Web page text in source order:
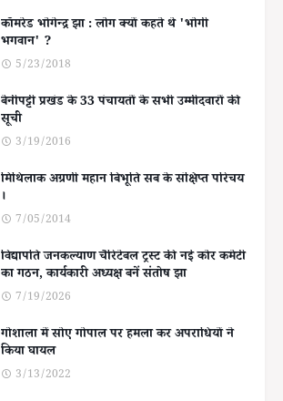
कॉमरेड भोगेन्द्र झा : लोग क्यों कहते थे 'भोगी
भगवान' ?
5/23/2018
बेनीपट्टी प्रखंड के 33 पंचायतों के सभी उम्मीदवारों की
सूची
3/19/2016
मिथिलाक अग्रणी महान बिभूति सब के संक्षिप्त परिचय
।
7/05/2014
विद्यापति जनकल्याण चैरिटेबल ट्रस्ट की नई कोर कमेटी
का गठन, कार्यकारी अध्यक्ष बनें संतोष झा
7/19/2026
गोशाला में सोए गोपाल पर हमला कर अपराधियों ने
किया घायल
3/13/2022